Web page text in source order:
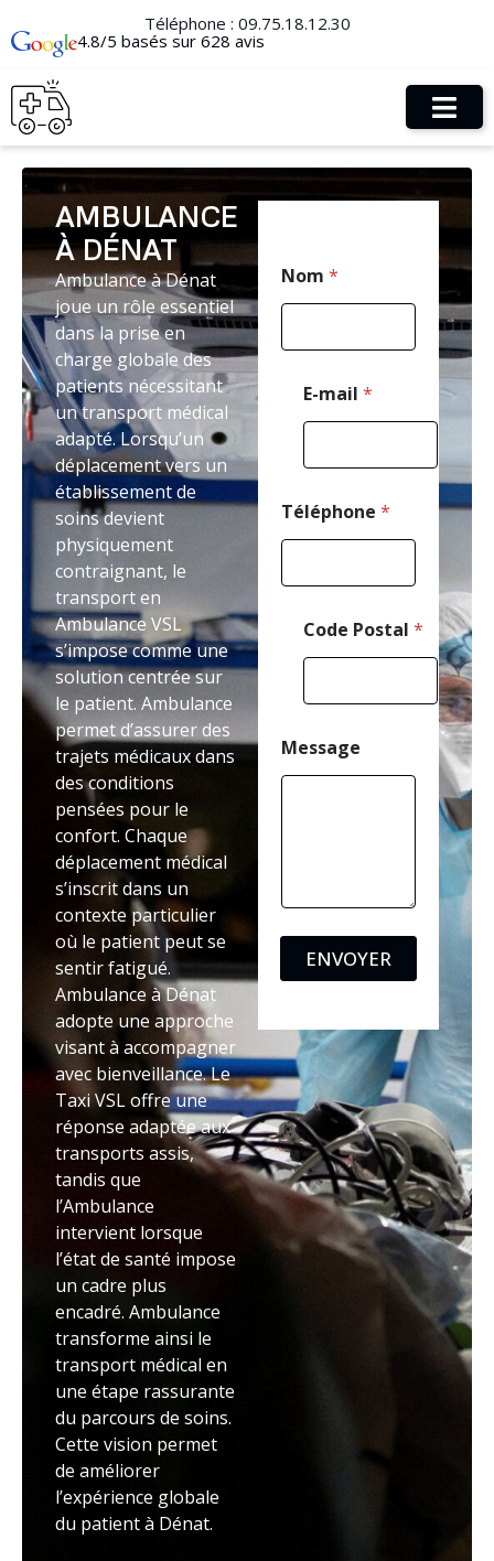
Téléphone : 09.75.18.12.30
4.8/5 basés sur 628 avis
AMBULANCE
À DÉNAT
Ambulance à Dénat
joue un rôle essentiel
dans la prise en
charge globale des
patients nécessitant
un transport médical
adapté. Lorsqu’un
déplacement vers un
établissement de
soins devient
physiquement
contraignant, le
transport en
Ambulance VSL
s’impose comme une
solution centrée sur
le patient. Ambulance
permet d’assurer des
trajets médicaux dans
des conditions
pensées pour le
confort. Chaque
déplacement médical
s’inscrit dans un
contexte particulier
où le patient peut se
sentir fatigué.
Ambulance à Dénat
adopte une approche
visant à accompagner
avec bienveillance. Le
Taxi VSL offre une
réponse adaptée aux
transports assis,
tandis que
l’Ambulance
intervient lorsque
l’état de santé impose
un cadre plus
encadré. Ambulance
transforme ainsi le
transport médical en
une étape rassurante
du parcours de soins.
Cette vision permet
de améliorer
l’expérience globale
du patient à Dénat.
Nom *
E-mail *
Téléphone *
M
s
s
a
g
e
a
i
l
Code Postal *
Message
ENVOYER